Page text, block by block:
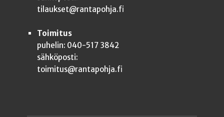
tilaukset@rantapohja.fi
Toimitus
puhelin: 040-517 3842
sähköposti:
toimitus@rantapohja.fi